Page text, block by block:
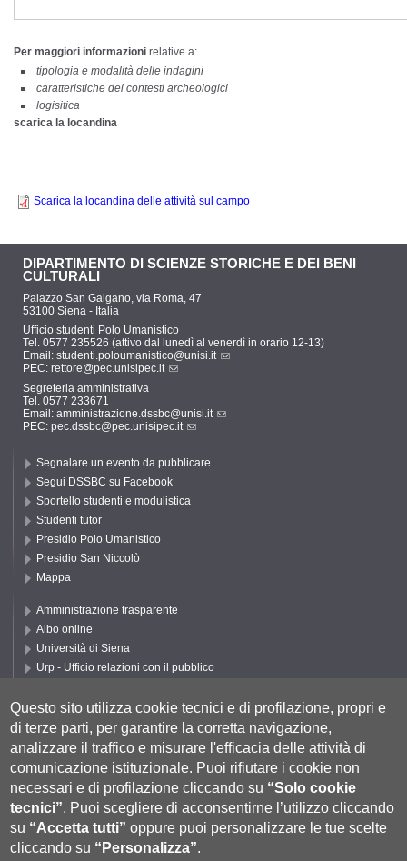
Per maggiori informazioni relative a:
tipologia e modalità delle indagini
caratteristiche dei contesti archeologici
logisitica
scarica la locandina
Scarica la locandina delle attività sul campo
DIPARTIMENTO DI SCIENZE STORICHE E DEI BENI
CULTURALI
Palazzo San Galgano, via Roma, 47
53100 Siena - Italia
Ufficio studenti Polo Umanistico
Tel. 0577 235526 (attivo dal lunedì al venerdì in orario 12-13)
Email: studenti.poloumanistico@unisi.it
PEC: rettore@pec.unisipec.it
Segreteria amministrativa
Tel. 0577 233671
Email: amministrazione.dssbc@unisi.it
PEC: pec.dssbc@pec.unisipec.it
Segnalare un evento da pubblicare
Segui DSSBC su Facebook
Sportello studenti e modulistica
Studenti tutor
Presidio Polo Umanistico
Presidio San Niccolò
Mappa
Amministrazione trasparente
Albo online
Università di Siena
Urp - Ufficio relazioni con il pubblico
Privacy e Cookie policy
Cookie settings
Segui UNISI
Questo sito utilizza cookie tecnici e di profilazione, propri e
di terze parti, per garantire la corretta navigazione,
analizzare il traffico e misurare l'efficacia delle attività di
comunicazione istituzionale. Puoi rifiutare i cookie non
necessari e di profilazione cliccando su “Solo cookie
tecnici”. Puoi scegliere di acconsentirne l’utilizzo cliccando
su “Accetta tutti” oppure puoi personalizzare le tue scelte
cliccando su “Personalizza”.